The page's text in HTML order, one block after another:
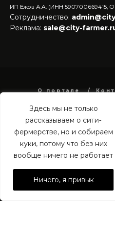
Здесь мы не только
рассказываем о сити-
фермерстве, но и собираем
куки, потому что без них
вообще ничего не работает
Ничего, я привык
ИП Ежов А.А. (ИНН 590700669415,
Сотрудничество:
Реклама: sale@city-
О портале
Политика
в отношении
Согласие на
city-farmer.ru